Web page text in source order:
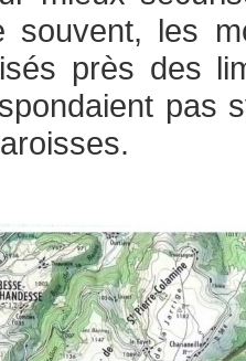
souvent, les
près des
pas